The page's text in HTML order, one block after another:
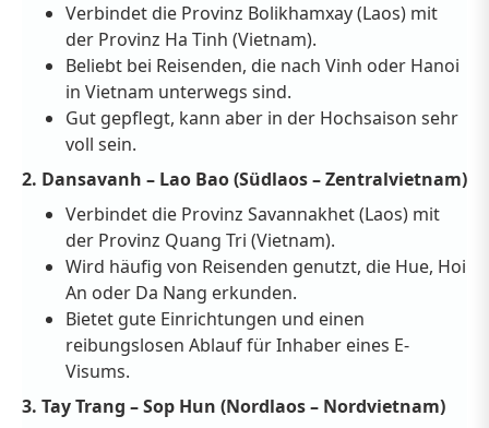
Verbindet die Provinz Bolikhamxay (Laos) mit
der Provinz Ha Tinh (Vietnam).
Beliebt bei Reisenden, die nach Vinh oder Hanoi
in Vietnam unterwegs sind.
Gut gepflegt, kann aber in der Hochsaison sehr
voll sein.
2. Dansavanh – Lao Bao (Südlaos – Zentralvietnam)
Verbindet die Provinz Savannakhet (Laos) mit
der Provinz Quang Tri (Vietnam).
Wird häufig von Reisenden genutzt, die Hue, Hoi
An oder Da Nang erkunden.
Bietet gute Einrichtungen und einen
reibungslosen Ablauf für Inhaber eines E-
Visums.
3. Tay Trang – Sop Hun (Nordlaos – Nordvietnam)